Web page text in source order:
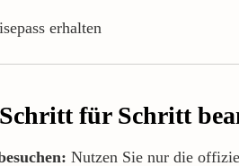
erhalten
für Schritt
Nutzen Sie nur die